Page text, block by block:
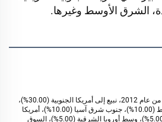
الشرق الأوسط وغيرها.